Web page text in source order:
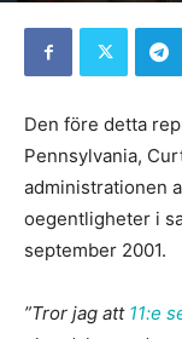
Den före detta
Pennsylvania,
administrationen
oegentligheter i
september 2001.
”Tror jag att 11:e